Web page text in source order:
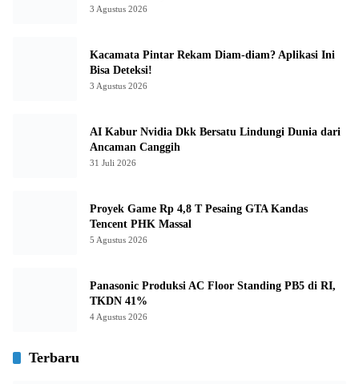
3 Agustus 2026
Kacamata Pintar Rekam Diam-diam? Aplikasi Ini
Bisa Deteksi!
3 Agustus 2026
AI Kabur Nvidia Dkk Bersatu Lindungi Dunia dari
Ancaman Canggih
31 Juli 2026
Proyek Game Rp 4,8 T Pesaing GTA Kandas
Tencent PHK Massal
5 Agustus 2026
Panasonic Produksi AC Floor Standing PB5 di RI,
TKDN 41%
4 Agustus 2026
Terbaru